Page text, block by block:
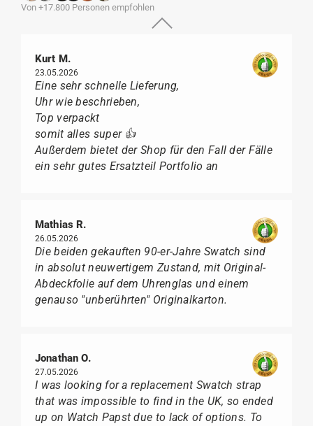
Von +17.800 Personen empfohlen
Kurt M.
23.05.2026
Eine sehr schnelle Lieferung,
Uhr wie beschrieben,
Top verpackt
somit alles super 👍
Außerdem bietet der Shop für den Fall der Fälle
ein sehr gutes Ersatzteil Portfolio an
Mathias R.
26.05.2026
Die beiden gekauften 90-er-Jahre Swatch sind
in absolut neuwertigem Zustand, mit Original-
Abdeckfolie auf dem Uhrenglas und einem
genauso "unberührten" Originalkarton.
Jonathan O.
27.05.2026
I was looking for a replacement Swatch strap
that was impossible to find in the UK, so ended
up on Watch Papst due to lack of options. To